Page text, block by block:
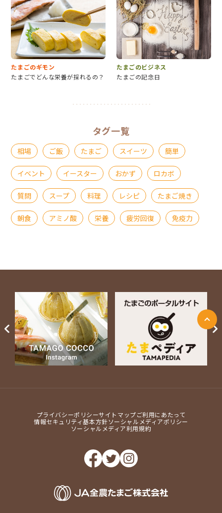
たまごのギモン
たまごでどんな栄養が採れるの？
たまごのビジネス
たまごの記念日
タグ一覧
相場 ご飯 たまご スイーツ 簡単
イベント イースター おかず ロカボ
質問 スープ 料理 レシピ たまご焼き
朝食 アミノ酸 栄養 疲労回復 免疫力
プライバシーポリシーサイトマップご利用にあたって
情報セキュリティ基本方針ソーシャルメディアポリシー
ソーシャルメディア利用規約
ージ上部に戻る